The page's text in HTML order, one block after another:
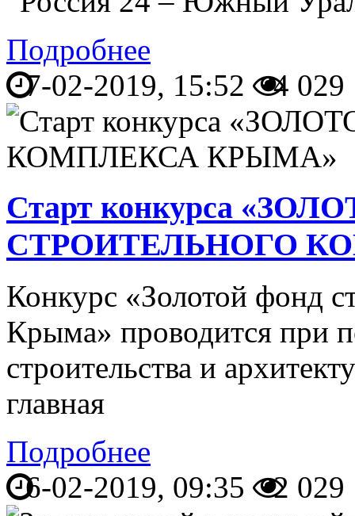
Подробнее
7-02-2019, 15:52
4 029
Старт конкурса
СТРОИТЕЛЬНОГО
Конкурс «Золотой фонд
Крыма» проводится при
строительства и
главная
Подробнее
6-02-2019, 09:35
2 029